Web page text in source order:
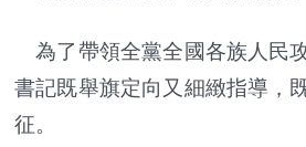
為了帶領全黨全國各族人民
書記既舉旗定向又細緻指導，
征。